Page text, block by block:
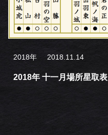
2018年 2018.11.14
2018年 十一月場所星取表